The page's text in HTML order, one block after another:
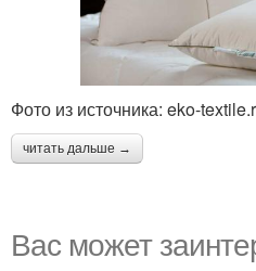
Фото из источника: eko-
читать дальше →
Вас может